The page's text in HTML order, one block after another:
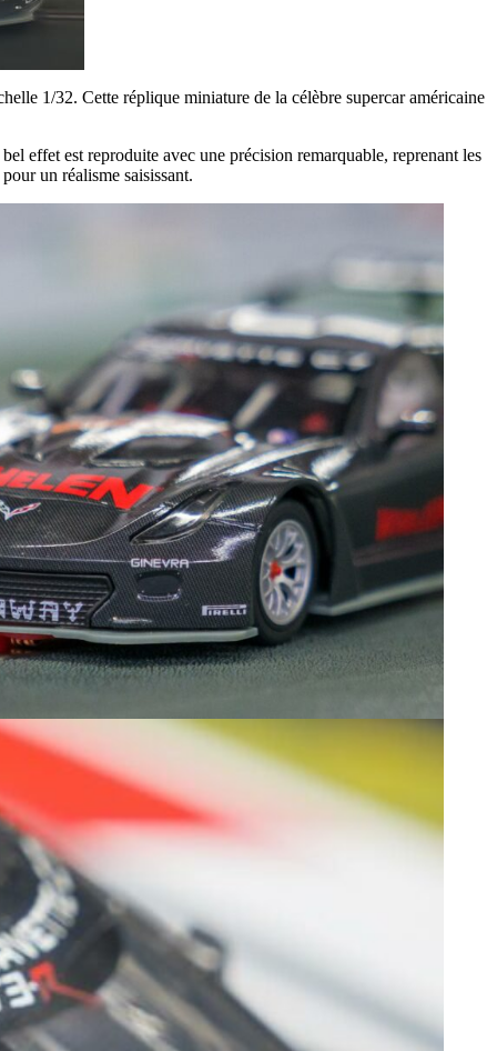
1/32. Cette réplique miniature de la célèbre supercar américaine
effet est reproduite avec une précision remarquable, reprenant les
un réalisme saisissant.